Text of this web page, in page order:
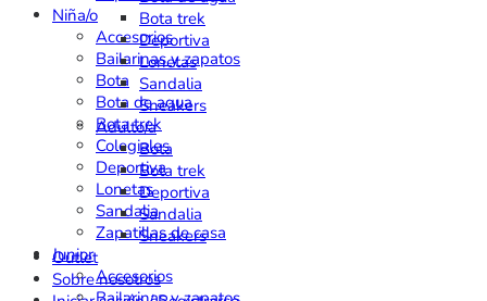
Niña/o
Accesorios
Bailarinas y zapatos
Bota
Bota de agua
Bota trek
Colegiales
Deportiva
Lonetas
Sandalia
Zapatillas de casa
Junior
Accesorios
Bota trek
Deportiva
Lonetas
Sandalia
Sneakers
Adulto/a
Bota
Bota trek
Deportiva
Sandalia
Sneakers
Outlet
Sobre nosotros